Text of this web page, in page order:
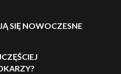
SIĘ NOWOCZESNE